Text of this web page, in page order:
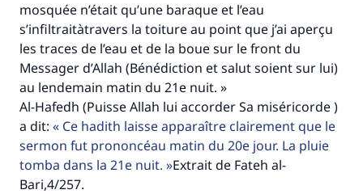
mosquée n’était qu’une baraque et l’eau
s’infiltraitàtravers la toiture au point que j’ai aperçu
les traces de l’eau et de la boue sur le front du
Messager d’Allah (Bénédiction et salut soient sur lui)
au lendemain matin du 21e nuit. »
Al-Hafedh (Puisse Allah lui accorder Sa miséricorde )
a dit:
Ce hadith laisse apparaître clairement que le
sermon fut prononcéau matin du 20e jour. La pluie
tomba dans la 21e nuit.
Extrait de Fateh al-
Bari,4/257.
contribution
Aidez nous à apporter des réponses.
Le Messager d'Allah (Paix sur lui) a dit:
"Celui qui indique une bonne action obtient la
même récompense que celui qui le fait."
(MOUSLIM 1893)